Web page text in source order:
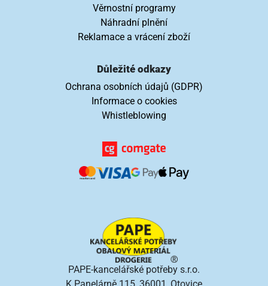
Věrnostní programy
Náhradní plnění
Reklamace a vrácení zboží
Důležité odkazy
Ochrana osobních údajů (GDPR)
Informace o cookies
Whistleblowing
PAPE-kancelářské potřeby s.r.o.